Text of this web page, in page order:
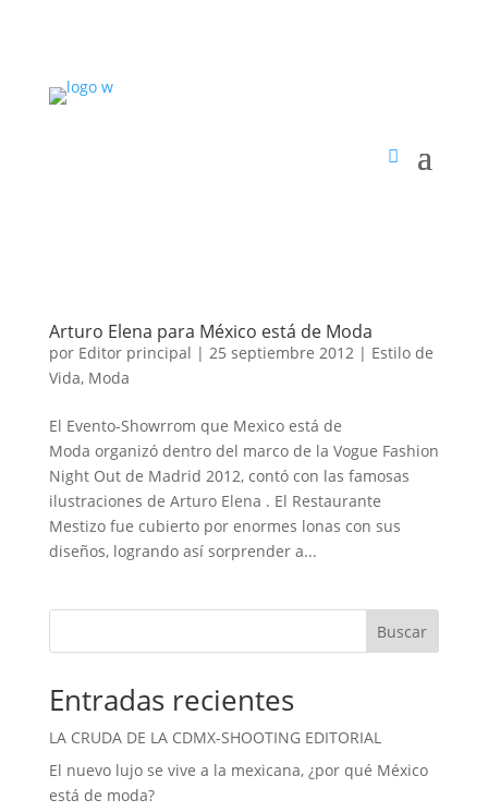
Arturo Elena para México está de Moda
por Editor principal | 25 septiembre 2012| Estilo de
Vida, Moda
El Evento-Showrrom que Mexico está de
Moda organizó dentro del marco de la Vogue Fashion
Night Out de Madrid 2012, contó con las famosas
ilustraciones de Arturo Elena . El Restaurante
Mestizo fue cubierto por enormes lonas con sus
diseños, logrando así sorprender a...
Buscar
Entradas recientes
LA CRUDA DE LA CDMX-SHOOTING EDITORIAL
El nuevo lujo se vive a la mexicana, ¿por qué México
está de moda?